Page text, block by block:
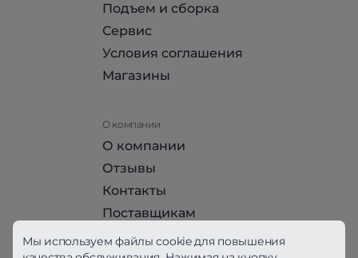
Подъем и сборка
Сервис
Условия соглашения
Магазины
О компании
О компании
Отзывы
Контакты
Поставщикам
Стать партнером HomeHit
Мы используем файлы cookie для повышения